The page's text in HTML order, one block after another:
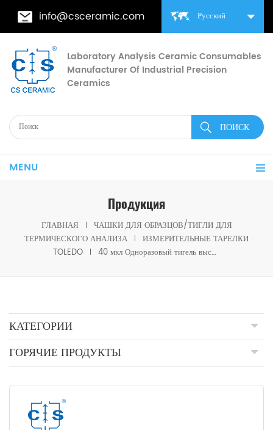
Русский
info@csceramic.com
Laboratory Analysis Ceramic Consumables
Manufacturer Of Industrial Precision
Ceramics
MENU
Продукция
ГЛАВНАЯ
ЧАШКИ ДЛЯ ОБРАЗЦОВ/ТИГЛИ ДЛЯ
ТЕРМИЧЕСКОГО АНАЛИЗА
ИЗМЕРИТЕЛЬНЫЕ ТАРЕЛКИ
TOLEDO
40 мкл Одноразовый тигель высокого давления без штифта для Mettler Toledo ME-00026731
КАТЕГОРИИ
ГОРЯЧИЕ ПРОДУКТЫ